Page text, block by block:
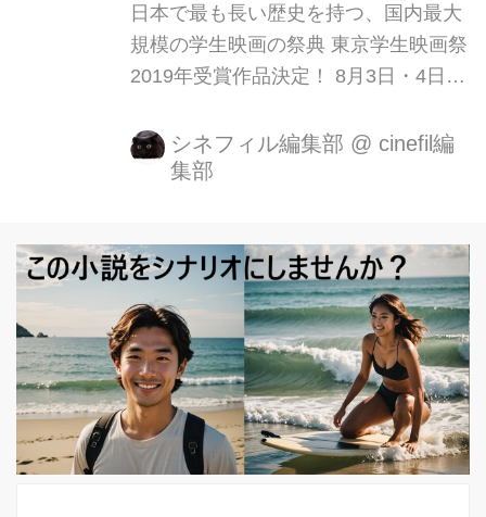
日本で最も長い歴史を持つ、国内最大
規模の学生映画の祭典 東京学生映画祭
2019年受賞作品決定！ 8月3日・4日
京学生映画祭が開催されました。 東京
学生映画祭は、学生が運営を行う国内
は、過去の出身者として『EUREKA』
青山真治監督、『君に届け』熊澤尚人
監督、『アヒルと鴨のコインロッカ
ー』中村義洋監督、『君の膵臓を食べ
たい』月川翔監督、『ちはやふる』小
泉徳宏監督、『溺れるナイフ』山戸結
希監督をはじめ、現在の日本映画界の
シネフィル編集部 @ cinefil編
集部